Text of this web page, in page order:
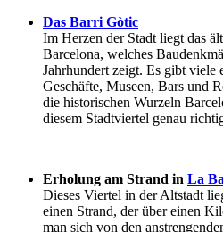
Das Barri Gòtic
Im Herzen der Stadt liegt das
Barcelona, welches
Jahrhundert zeigt. Es gibt viele
Geschäfte, Museen, Bars und
die historischen Wurzeln
diesem Stadtviertel genau
Erholung am Strand in La
Dieses Viertel in der Altstadt
einen Strand, der über einen
man sich von den